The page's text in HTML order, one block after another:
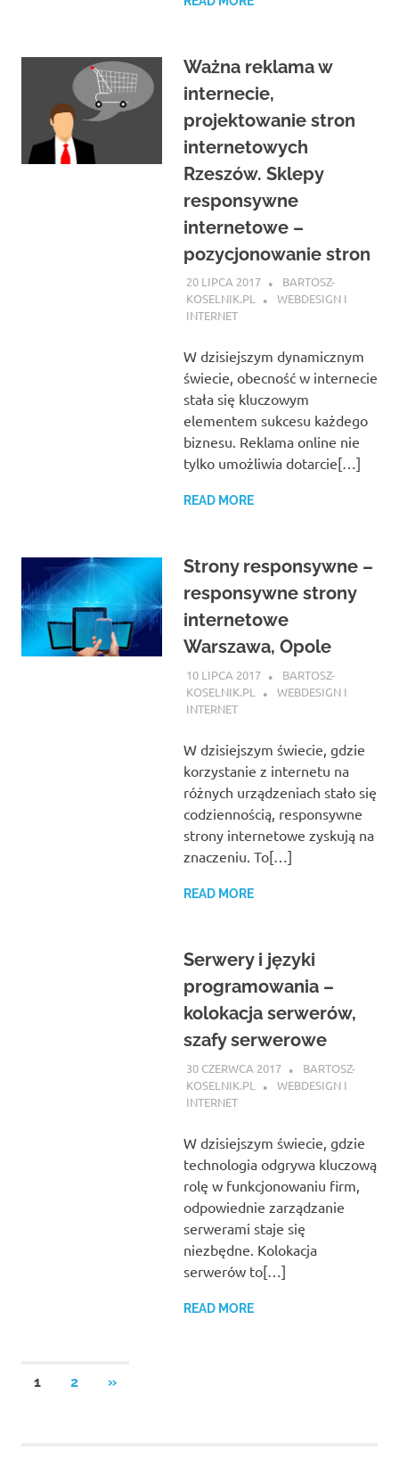
Ważna reklama w
internecie,
projektowanie stron
internetowych
Rzeszów. Sklepy
responsywne
internetowe –
pozycjonowanie stron
20 LIPCA 2017
BARTOSZ-
KOSELNIK.PL
WEBDESIGN I
INTERNET
W dzisiejszym dynamicznym
świecie, obecność w internecie
stała się kluczowym
elementem sukcesu każdego
biznesu. Reklama online nie
tylko umożliwia dotarcie[…]
READ MORE
Strony responsywne –
responsywne strony
internetowe
Warszawa, Opole
10 LIPCA 2017
BARTOSZ-
KOSELNIK.PL
WEBDESIGN I
INTERNET
W dzisiejszym świecie, gdzie
korzystanie z internetu na
różnych urządzeniach stało się
codziennością, responsywne
strony internetowe zyskują na
znaczeniu. To[…]
READ MORE
Serwery i języki
programowania –
kolokacja serwerów,
szafy serwerowe
30 CZERWCA 2017
BARTOSZ-
KOSELNIK.PL
WEBDESIGN I
INTERNET
W dzisiejszym świecie, gdzie
technologia odgrywa kluczową
rolę w funkcjonowaniu firm,
odpowiednie zarządzanie
serwerami staje się
niezbędne. Kolokacja
serwerów to[…]
READ MORE
Stronicowanie
1 2
NEXT
»